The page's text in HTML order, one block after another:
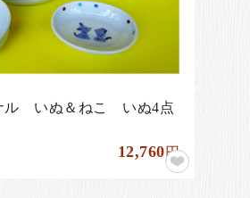
ル いぬ＆ねこ いぬ4点
12,760円